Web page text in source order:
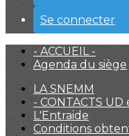
Se connecter
- ACCUEIL -
Agenda du siège
LA SNEMM
- CONTACTS UD
L'Entraide
Conditions